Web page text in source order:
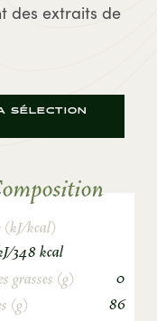
des extraits de
SÉLECTION
(kJ/kcal)
348 kcal
grasses (g)
0
(g)
86